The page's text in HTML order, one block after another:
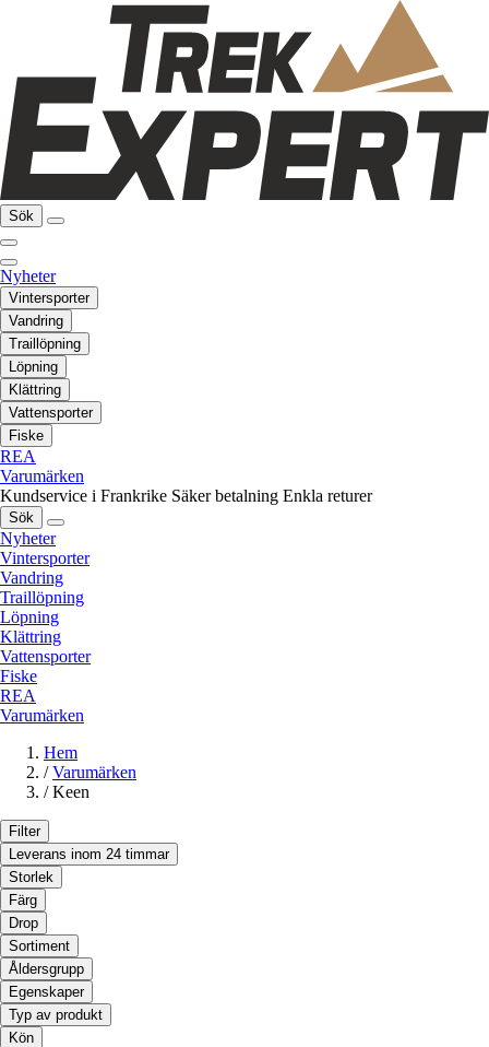
Sök
Nyheter
Vintersporter
Vandring
Traillöpning
Löpning
Klättring
Vattensporter
Fiske
REA
Varumärken
Kundservice i Frankrike Säker betalning Enkla returer
Sök
Nyheter
Vintersporter
Vandring
Traillöpning
Löpning
Klättring
Vattensporter
Fiske
REA
Varumärken
Hem
/ Varumärken
/ Keen
Filter
Leverans inom 24 timmar
Storlek
Färg
Drop
Sortiment
Åldersgrupp
Egenskaper
Typ av produkt
Kön